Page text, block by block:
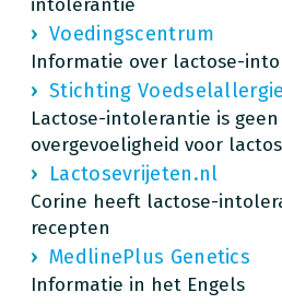
Voedingscentrum
Informatie over lactose-
Stichting Voedselallergie
Lactose-intolerantie is
overgevoeligheid voor
Lactosevrijeten.nl
Corine heeft lactose-
recepten
MedlinePlus Genetics
Informatie in het Engels